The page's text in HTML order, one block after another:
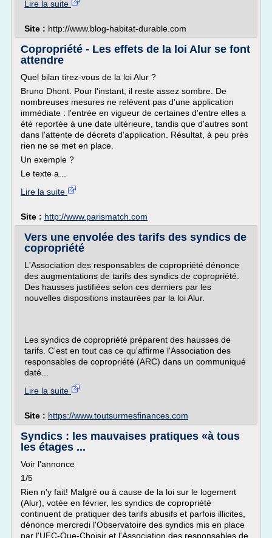
Lire la suite
Site : http://www.blog-habitat-durable.com
Copropriété - Les effets de la loi Alur se font
attendre
Quel bilan tirez-vous de la loi Alur ?
Bruno Dhont. Pour l'instant, il reste assez sombre. De
nombreuses mesures ne relèvent pas d'une application
immédiate : l'entrée en vigueur de certaines d'entre elles a
été reportée à une date ultérieure, tandis que d'autres sont
dans l'attente de décrets d'application. Résultat, à peu près
rien ne se met en place.
Un exemple ?
Le texte a...
Lire la suite
Site : http://www.parismatch.com
Vers une envolée des tarifs des syndics de
copropriété
L'Association des responsables de copropriété dénonce
des augmentations de tarifs des syndics de copropriété.
Des hausses justifiées selon ces derniers par les
nouvelles dispositions instaurées par la loi Alur.
Les syndics de copropriété préparent des hausses de
tarifs. C'est en tout cas ce qu'affirme l'Association des
responsables de copropriété (ARC) dans un communiqué
daté...
Lire la suite
Site : https://www.toutsurmesfinances.com
Syndics : les mauvaises pratiques «à tous
les étages ...
Voir l'annonce
1/5
Rien n'y fait! Malgré ou à cause de la loi sur le logement
(Alur), votée en février, les syndics de copropriété
continuent de pratiquer des tarifs abusifs et parfois illicites,
dénonce mercredi l'Observatoire des syndics mis en place
par l'UFC-Que-Choisir et l'Association des responsables de